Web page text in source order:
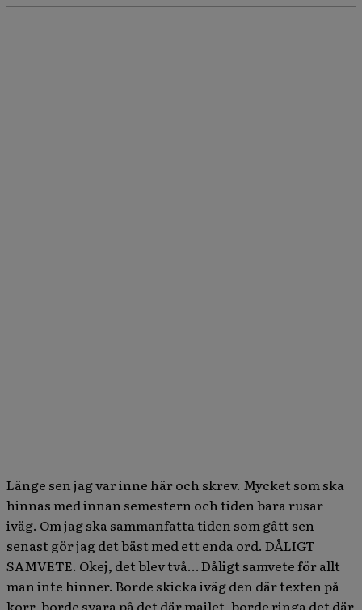
Länge sen jag var inne här och skrev. Mycket som ska
hinnas med innan semestern och tiden bara rusar
iväg. Om jag ska sammanfatta tiden som gått sen
senast gör jag det bäst med ett enda ord. DÅLIGT
SAMVETE. Okej, det blev två… Dåligt samvete för allt
man inte hinner. Borde skicka iväg den där texten på
korr, borde svara på det där mailet, borde ringa det där